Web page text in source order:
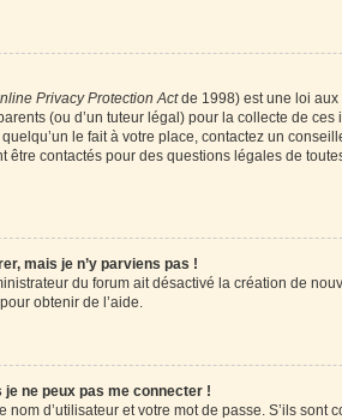
Privacy Protection Actde 1998) est une loi aux
(ou d’un tuteur légal) pour la collecte de
le fait à votre place, contactez un
être contactés pour des questions légales de
mais je n’y parviens pas !
du forum ait désactivé la création de
obtenir de l’aide.
ne peux pas me connecter !
nom d’utilisateur et votre mot de passe. S’ils sont